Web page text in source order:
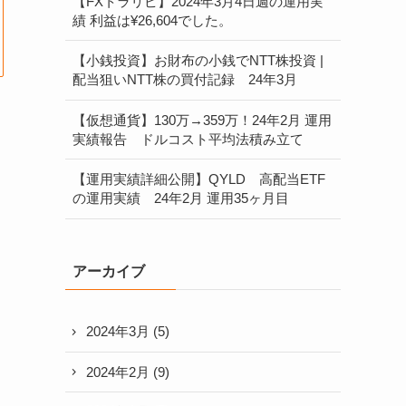
績 利益は¥26,604でした。
【小銭投資】お財布の小銭でNTT株投資 |
配当狙いNTT株の買付記録 24年3月
【仮想通貨】130万→359万！24年2月 運用
実績報告 ドルコスト平均法積み立て
【運用実績詳細公開】QYLD 高配当ETF
の運用実績 24年2月 運用35ヶ月目
アーカイブ
2024年3月 (5)
2024年2月 (9)